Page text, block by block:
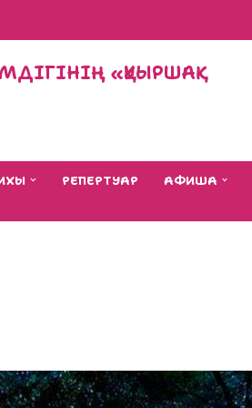
«ҚУЫРШАҚ
РЕПЕРТУАР АФИША